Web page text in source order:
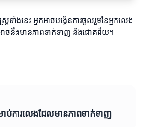
ទាំងនេះ អ្នកអាចបង្កើនការចូលរួមនៃអ្នកលេង
ាចនឹងមានភាពទាក់ទាញ និងជោគជ័យ។
ាប់ការលេងដែលមានភាពទាក់ទាញ